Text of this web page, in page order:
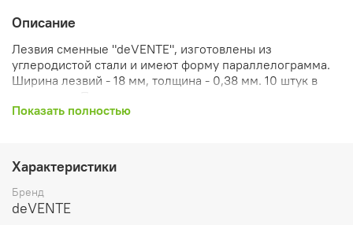
Описание
Лезвия сменные "deVENTE", изготовлены из
углеродистой стали и имеют форму параллелограмма.
Ширина лезвий - 18 мм, толщина - 0,38 мм. 10 штук в
Показать полностью
Характеристики
Бренд
deVENTE